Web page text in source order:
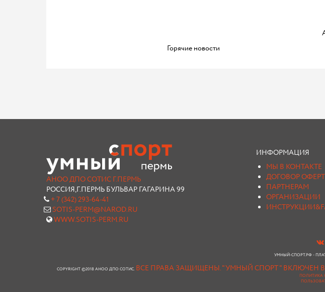
Горячие новости
АНОО ДПО СОТИС Г.ПЕРМЬ
РОССИЯ,Г.ПЕРМЬ БУЛЬВАР ГАГАРИНА 99
+ 7 (342) 293-64-41
SOTIS-PERM@NAROD.RU
WWW.SOTIS-PERM.RU
ИНФОРМАЦИЯ
МЫ В КОНТАКТЕ
ДОГОВОР
ПАРТНЕРАМ
ОРГАНИЗАЦИИ
УМНЫЙ-СПОРТ.РФ -
COPYRIGHT ©2018 АНОО ДПО СОТИС. ВСЕ ПРАВА ЗАЩИЩЕНЫ."УМНЫЙ СПОРТ " ВКЛЮЧЕН
ПОЛИТИКА